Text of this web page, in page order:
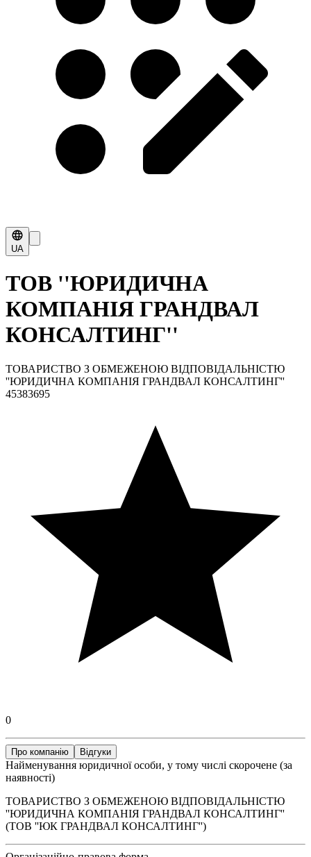
UA
ТОВ ''ЮРИДИЧНА
КОМПАНІЯ ГРАНДВАЛ
КОНСАЛТИНГ''
ТОВАРИСТВО З ОБМЕЖЕНОЮ ВІДПОВІДАЛЬНІСТЮ
''ЮРИДИЧНА КОМПАНІЯ ГРАНДВАЛ КОНСАЛТИНГ''
45383695
0
Про компанію Відгуки
Найменування юридичної особи, у тому числі скорочене (за
наявності)
ТОВАРИСТВО З ОБМЕЖЕНОЮ ВІДПОВІДАЛЬНІСТЮ
''ЮРИДИЧНА КОМПАНІЯ ГРАНДВАЛ КОНСАЛТИНГ''
(ТОВ ''ЮК ГРАНДВАЛ КОНСАЛТИНГ'')